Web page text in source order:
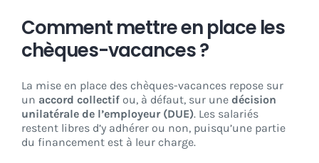
Comment mettre en place les
chèques-vacances ?
La mise en place des chèques-vacances repose sur
un accord collectif ou, à défaut, sur une décision
unilatérale de l’employeur (DUE). Les salariés
restent libres d’y adhérer ou non, puisqu’une partie
du financement est à leur charge.